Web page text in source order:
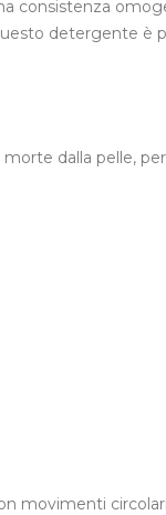
consistenza
detergente è
dalla pelle,
movimenti